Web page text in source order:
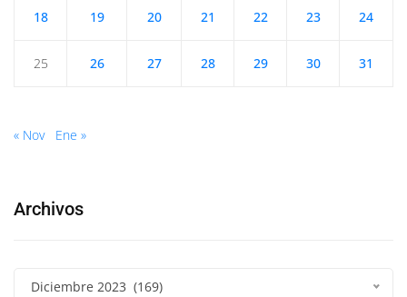
18 19 20 21 22 23 24
25 26 27 28 29 30 31
« Nov Ene »
Archivos
Diciembre 2023 (169)